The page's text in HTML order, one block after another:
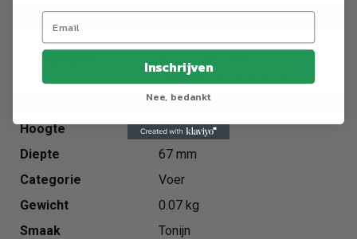
Breedte
67 mm
Vis Bouillon 24%
Tonijn Fillet 70%
Zeewier 5% en Rijst 1%.
70 g
Hoogte
35 mm
Diepte
67 mm
Categorie
Voer
Gewicht
0.07 kg
Smaak
Tonijn
Inschrijven
Nee, bedankt